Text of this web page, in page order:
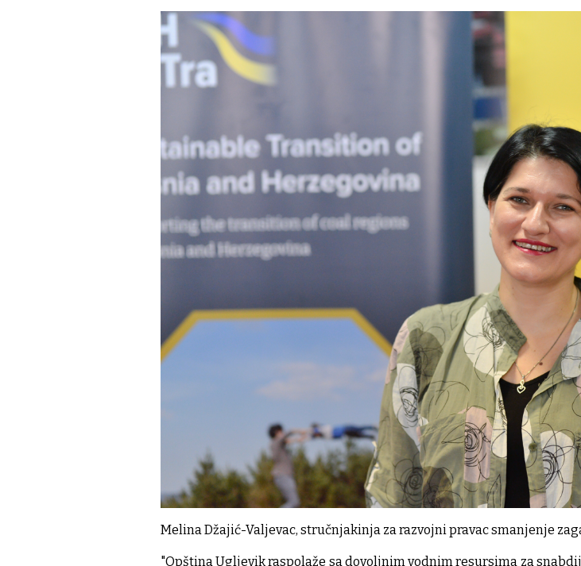
Melina Džajić-Valjevac, stručnjakinja za razvojni pravac smanjenje
"Opština Ugljevik raspolaže sa dovoljnim vodnim resursima za